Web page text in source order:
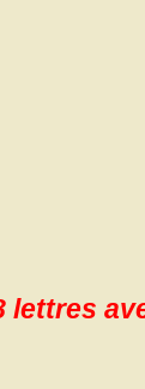
lettres